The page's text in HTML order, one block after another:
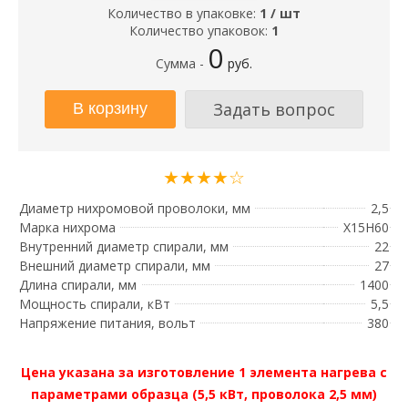
Количество в упаковке: 1 / шт
Количество упаковок: 1
Сумма - 0 руб.
Задать вопрос
★★★★☆
Диаметр нихромовой проволоки, мм
2,5
Марка нихрома
Х15Н60
Внутренний диаметр спирали, мм
22
Внешний диаметр спирали, мм
27
Длина спирали, мм
1400
Мощность спирали, кВт
5,5
Напряжение питания, вольт
380
Цена указана за изготовление 1 элемента нагрева с
параметрами образца (5,5 кВт, проволока 2,5 мм)